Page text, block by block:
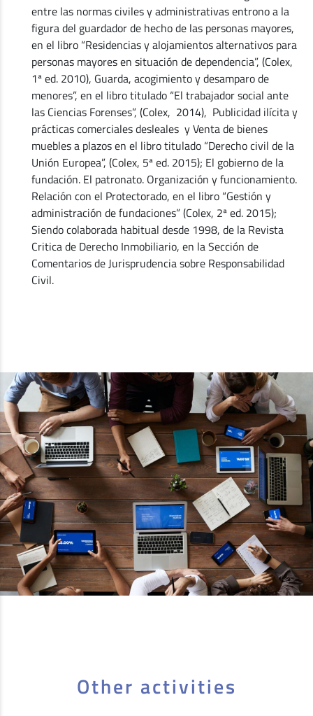
entre las normas civiles y administrativas entrono a la
figura del guardador de hecho de las personas mayores,
en el libro “Residencias y alojamientos alternativos para
personas mayores en situación de dependencia”, (Colex,
1ª ed. 2010), Guarda, acogimiento y desamparo de
menores”, en el libro titulado “El trabajador social ante
las Ciencias Forenses”, (Colex, 2014), Publicidad ilícita y
prácticas comerciales desleales y Venta de bienes
muebles a plazos en el libro titulado “Derecho civil de la
Unión Europea”, (Colex, 5ª ed. 2015); El gobierno de la
fundación. El patronato. Organización y funcionamiento.
Relación con el Protectorado, en el libro “Gestión y
administración de fundaciones” (Colex, 2ª ed. 2015);
Siendo colaborada habitual desde 1998, de la Revista
Critica de Derecho Inmobiliario, en la Sección de
Comentarios de Jurisprudencia sobre Responsabilidad
Civil.
Other activities